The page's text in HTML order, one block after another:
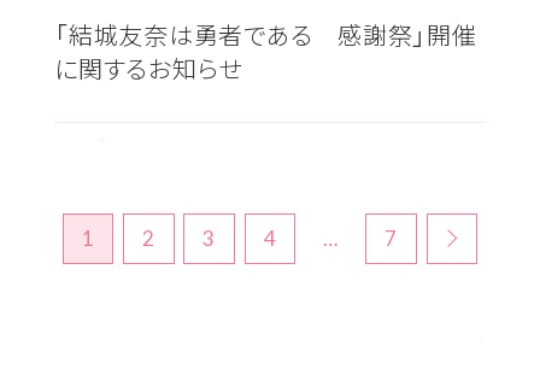
「結城友奈は勇者である 感謝祭」開催
に関するお知らせ
1 2 3 4 … 7